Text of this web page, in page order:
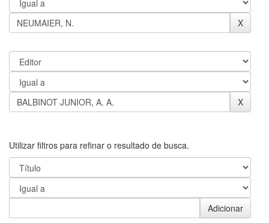
Utilizar filtros para refinar o resultado de busca.